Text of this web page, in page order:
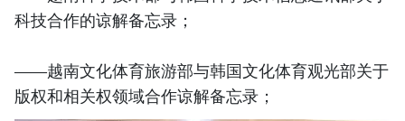
科技合作的谅解备忘录；
——越南文化体育旅游部与韩国文化体育观光部关于
版权和相关权领域合作谅解备忘录；